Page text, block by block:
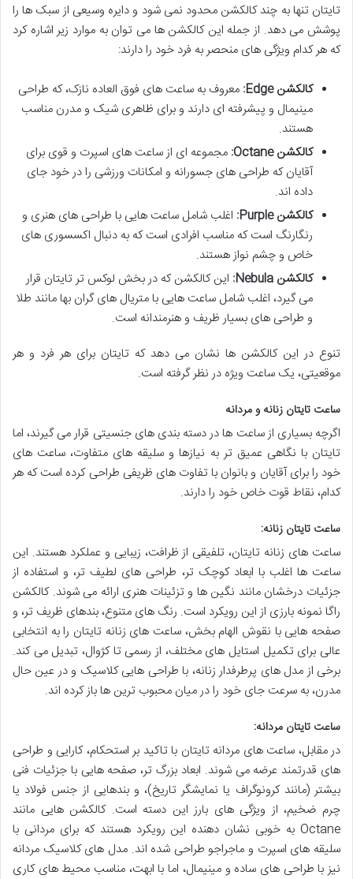
تایتان تنها به چند کالکشن محدود نمی شود و دایره وسیعی از سبک ها را
پوشش می دهد. از جمله این کالکشن ها می توان به موارد زیر اشاره کرد
که هر کدام ویژگی های منحصر به فرد خود را دارند:
کالکشن Edge:
معروف به ساعت های فوق العاده نازک، که طراحی
مینیمال و پیشرفته ای دارند و برای ظاهری شیک و مدرن مناسب
هستند.
کالکشن Octane:
مجموعه ای از ساعت های اسپرت و قوی برای
آقایان که طراحی های جسورانه و امکانات ورزشی را در خود جای
داده اند.
کالکشن Purple:
اغلب شامل ساعت هایی با طراحی های هنری و
رنگارنگ است که مناسب افرادی است که به دنبال اکسسوری های
خاص و چشم نواز هستند.
کالکشن Nebula:
این کالکشن که در بخش لوکس تر تایتان قرار
می گیرد، اغلب شامل ساعت هایی با متریال های گران بها مانند طلا
و طراحی های بسیار ظریف و هنرمندانه است.
تنوع در این کالکشن ها نشان می دهد که تایتان برای هر فرد و هر
موقعیتی، یک ساعت ویژه در نظر گرفته است.
ساعت تایتان زنانه و مردانه
اگرچه بسیاری از ساعت ها در دسته بندی های جنسیتی قرار می گیرند، اما
تایتان با نگاهی عمیق تر به نیازها و سلیقه های متفاوت، ساعت های
خود را برای آقایان و بانوان با تفاوت های ظریفی طراحی کرده است که هر
کدام، نقاط قوت خاص خود را دارند.
ساعت تایتان زنانه:
ساعت های زنانه تایتان، تلفیقی از ظرافت، زیبایی و عملکرد هستند. این
ساعت ها اغلب با ابعاد کوچک تر، طراحی های لطیف تر، و استفاده از
جزئیات درخشان مانند نگین ها و تزئینات هنری ارائه می شوند. کالکشن
راگا نمونه بارزی از این رویکرد است. رنگ های متنوع، بندهای ظریف تر، و
صفحه هایی با نقوش الهام بخش، ساعت های زنانه تایتان را به انتخابی
عالی برای تکمیل استایل های مختلف، از رسمی تا کژوال، تبدیل می کند.
برخی از مدل های پرطرفدار زنانه، با طراحی هایی کلاسیک و در عین حال
مدرن، به سرعت جای خود را در میان محبوب ترین ها باز کرده اند.
ساعت تایتان مردانه:
در مقابل، ساعت های مردانه تایتان با تاکید بر استحکام، کارایی و طراحی
های قدرتمند عرضه می شوند. ابعاد بزرگ تر، صفحه هایی با جزئیات فنی
بیشتر (مانند کرونوگراف یا نمایشگر تاریخ)، و بندهایی از جنس فولاد یا
چرم ضخیم، از ویژگی های بارز این دسته است. کالکشن هایی مانند
Octane به خوبی نشان دهنده این رویکرد هستند که برای مردانی با
سلیقه های اسپرت و ماجراجو طراحی شده اند. مدل های کلاسیک مردانه
نیز با طراحی های ساده و مینیمال، اما با ابهت، مناسب محیط های کاری